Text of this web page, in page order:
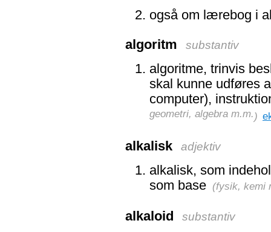
også om lærebog i
algoritm
substantiv
algoritme, trinvis
skal kunne udføres
computer),
geometri, algebra m.m.)
alkalisk adjektiv
alkalisk, som
som base (fysik, kemi
alkaloid substantiv